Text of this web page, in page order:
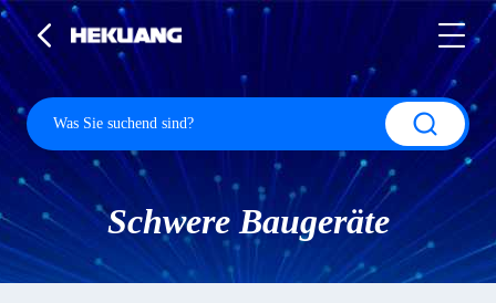
Schwere Baugeräte